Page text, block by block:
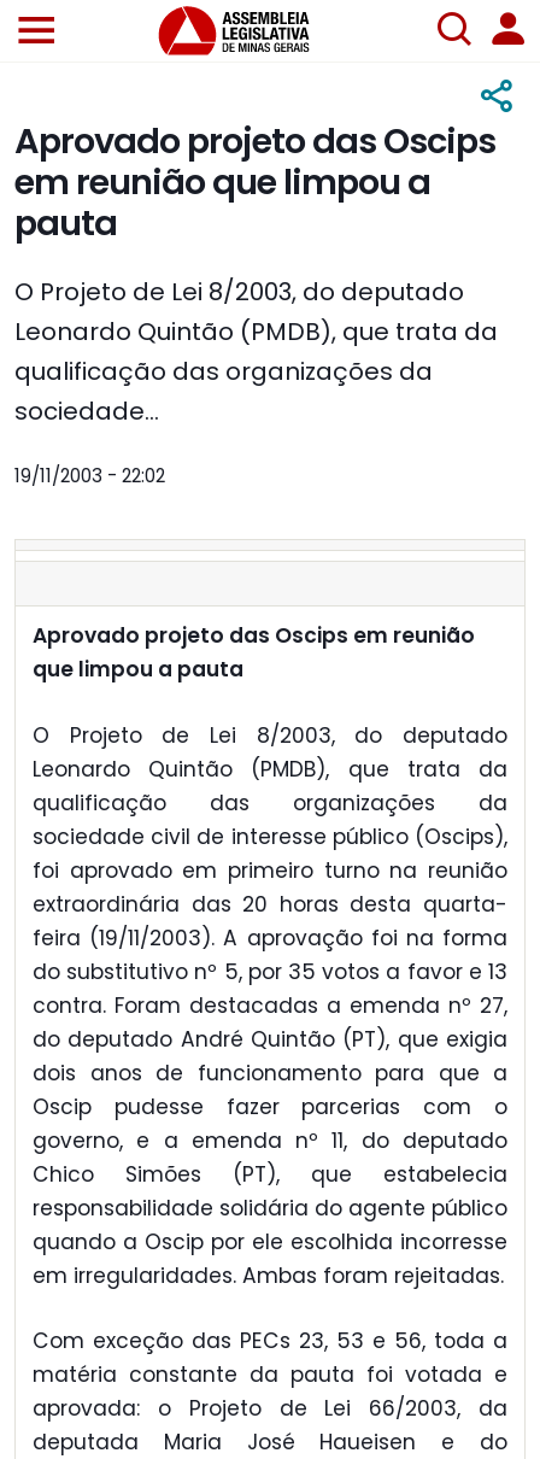
Aprovado projeto das Oscips
em reunião que limpou a
pauta
O Projeto de Lei 8/2003, do deputado
Leonardo Quintão (PMDB), que trata da
qualificação das organizações da
sociedade...
19/11/2003 - 22:02
Aprovado projeto das Oscips em reunião
que limpou a pauta
O Projeto de Lei 8/2003, do deputado
Leonardo Quintão (PMDB), que trata da
qualificação das organizações da
sociedade civil de interesse público (Oscips),
foi aprovado em primeiro turno na reunião
extraordinária das 20 horas desta quarta-
feira (19/11/2003). A aprovação foi na forma
do substitutivo nº 5, por 35 votos a favor e 13
contra. Foram destacadas a emenda nº 27,
do deputado André Quintão (PT), que exigia
dois anos de funcionamento para que a
Oscip pudesse fazer parcerias com o
governo, e a emenda nº 11, do deputado
Chico Simões (PT), que estabelecia
responsabilidade solidária do agente público
quando a Oscip por ele escolhida incorresse
em irregularidades. Ambas foram rejeitadas.
Com exceção das PECs 23, 53 e 56, toda a
matéria constante da pauta foi votada e
aprovada: o Projeto de Lei 66/2003, da
deputada Maria José Haueisen e do